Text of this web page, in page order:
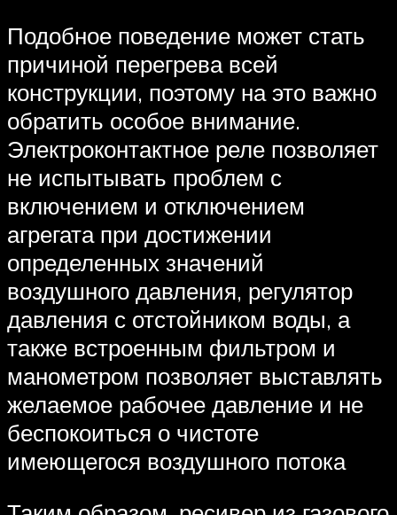
Подобное поведение может стать
причиной перегрева всей
конструкции, поэтому на это важно
обратить особое внимание.
Электроконтактное реле позволяет
не испытывать проблем с
включением и отключением
агрегата при достижении
определенных значений
воздушного давления, регулятор
давления с отстойником воды, а
также встроенным фильтром и
манометром позволяет выставлять
желаемое рабочее давление и не
беспокоиться о чистоте
имеющегося воздушного потока